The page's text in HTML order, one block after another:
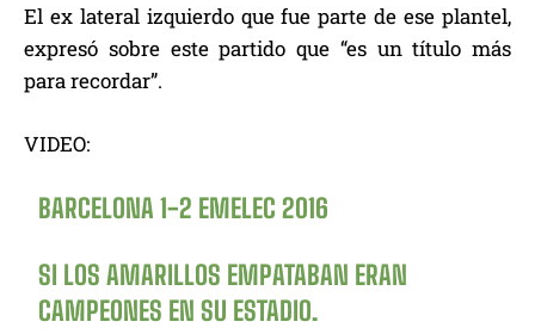
El ex lateral izquierdo que fue parte de ese plantel,
expresó sobre este partido que “es un título más
para recordar”.
VIDEO:
BARCELONA 1-2 EMELEC 2016
SI LOS AMARILLOS EMPATABAN ERAN
CAMPEONES EN SU ESTADIO.